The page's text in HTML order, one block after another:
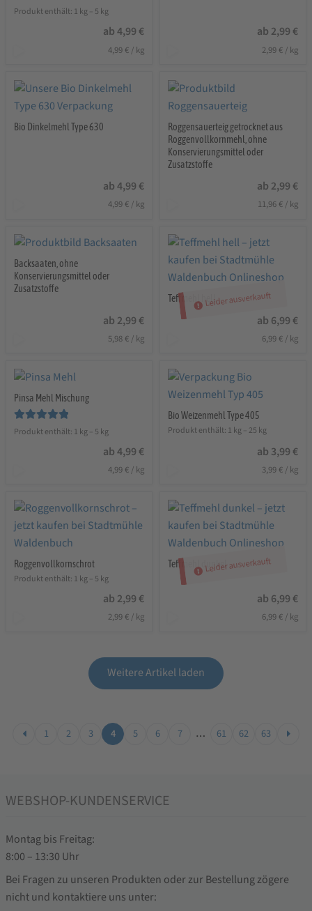
Bewertet mit
Produkt enthält: 1 kg – 5 kg
ab4,99 €
4,99 € / kg
ab 2,99 €
2,99 €/ kg
Bio Dinkelmehl Type 630
ab4,99 €
4,99 € / kg
Roggensauerteig getrocknet aus
Roggenvollkornmehl, ohne
Konservierungsmittel oder
Zusatzstoffe
ab 2,99 €
11,96 €/ kg
Backsaaten, ohne
Konservierungsmittel oder
Zusatzstoffe
ab 2,99 €
5,98 € / kg
Leider ausverkauft
Teffmehl hell
ab 6,99 €
6,99 €/ kg
Pinsa Mehl Mischung
Bewertet mit
Produkt enthält: 1 kg – 5 kg
ab4,99 €
4,99 € / kg
Bio Weizenmehl Type 405
Produkt enthält: 1 kg– 25 kg
ab 3,99 €
3,99 €/ kg
Roggenvollkornschrot
Produkt enthält: 1 kg – 5 kg
ab 2,99 €
2,99 € / kg
Leider ausverkauft
Teffmehl dunkel
ab 6,99 €
6,99 €/ kg
Weitere Artikel laden
1 2 3 4 5 6 7 … 61 62 63
WEBSHOP-KUNDENSERVICE
Montag bis Freitag:
8:00 – 13:30 Uhr
Bei Fragen zu unseren Produkten oder zur Bestellung zögere
nicht und kontaktiere uns unter: